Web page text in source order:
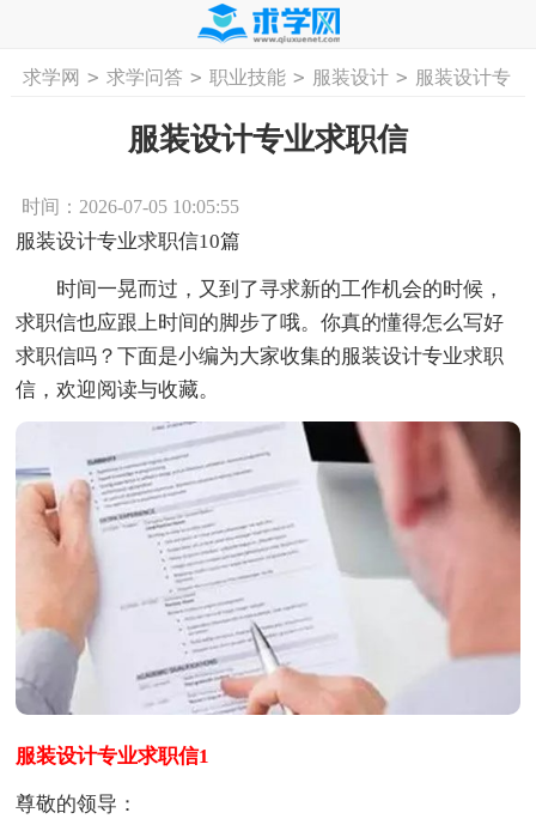
首页 工作计划 活动计划 学习计划
求学网 > 求学问答 > 职业技能 > 服装设计 > 服装设计专
服装设计专业求职信
时间：2026-07-05 10:05:55
服装设计专业求职信10篇
时间一晃而过，又到了寻求新的工作机会的时候，
求职信也应跟上时间的脚步了哦。你真的懂得怎么写好
求职信吗？下面是小编为大家收集的服装设计专业求职
信，欢迎阅读与收藏。
服装设计专业求职信1
尊敬的领导：